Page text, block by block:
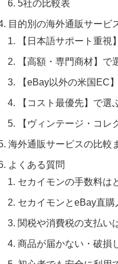
5社の比較表
目的別の海外通販サービ
【日本語サポート重
【高額・専門商材】
【eBay以外の米国EC
【コスト最優先】で
【ヴィンテージ・コ
海外通販サービスの比較
よくある質問
セカイモンの手数料は
セカイモンとeBay直
関税や消費税の支払い
商品が届かない・破損